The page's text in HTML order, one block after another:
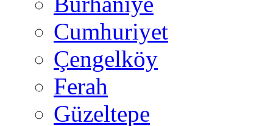
Cumhuriyet
Çengelköy
Ferah
Güzeltepe